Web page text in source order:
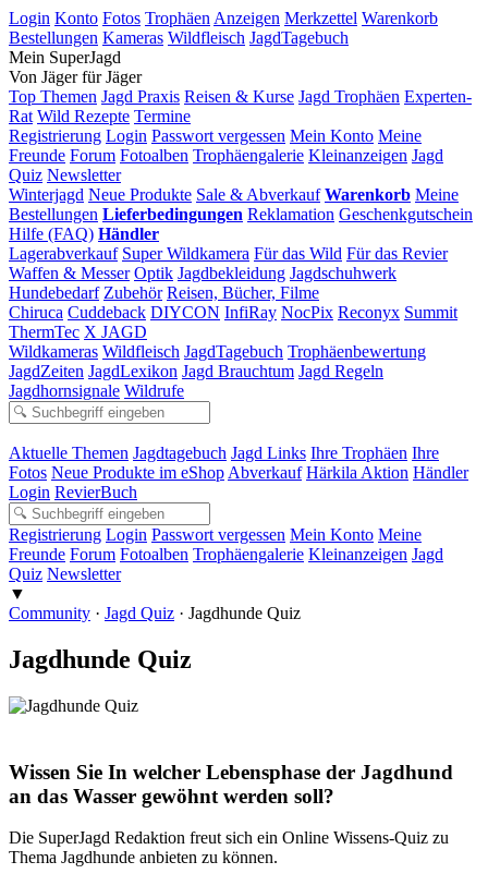
Login Konto Fotos Trophäen Anzeigen Merkzettel Warenkorb
Bestellungen Kameras Wildfleisch JagdTagebuch
Mein SuperJagd
Von Jäger für Jäger
Top Themen Jagd Praxis Reisen & Kurse Jagd Trophäen Experten-
Rat Wild Rezepte Termine
Registrierung Login Passwort vergessen Mein Konto Meine
Freunde Forum Fotoalben Trophäengalerie Kleinanzeigen Jagd
Quiz Newsletter
Winterjagd Neue Produkte Sale & Abverkauf Warenkorb Meine
Bestellungen Lieferbedingungen Reklamation Geschenkgutschein
Hilfe (FAQ) Händler
Lagerabverkauf Super Wildkamera Für das Wild Für das Revier
Waffen & Messer Optik Jagdbekleidung Jagdschuhwerk
Hundebedarf Zubehör Reisen, Bücher, Filme
Chiruca Cuddeback DIYCON InfiRay NocPix Reconyx Summit
ThermTec X JAGD
Wildkameras Wildfleisch JagdTagebuch Trophäenbewertung
JagdZeiten JagdLexikon Jagd Brauchtum Jagd Regeln
Jagdhornsignale Wildrufe
Aktuelle Themen Jagdtagebuch Jagd Links Ihre Trophäen Ihre
Fotos Neue Produkte im eShop Abverkauf Härkila Aktion Händler
Login RevierBuch
Registrierung Login Passwort vergessen Mein Konto Meine
Freunde Forum Fotoalben Trophäengalerie Kleinanzeigen Jagd
Quiz Newsletter
▼
Community · Jagd Quiz · Jagdhunde Quiz
Jagdhunde Quiz
Wissen Sie In welcher Lebensphase der Jagdhund
an das Wasser gewöhnt werden soll?
Die SuperJagd Redaktion freut sich ein Online Wissens-Quiz zu
Thema Jagdhunde anbieten zu können.